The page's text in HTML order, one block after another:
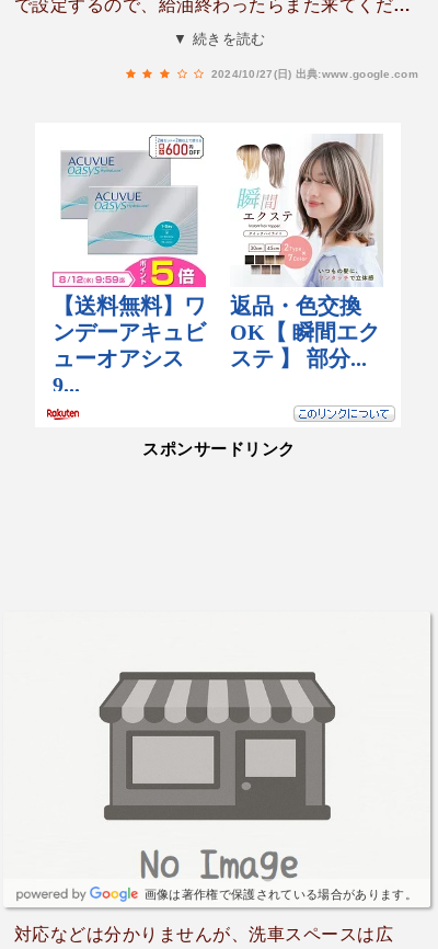
で設定するので、給油終わったらまた来てくださ
い。」と言われ燃料入れ終わり支払いに。カウン
▼ 続きを読む
2024/10/27(日) 出典:www.google.com
スポンサードリンク
画像は著作権で保護されている場合があります。
対応などは分かりませんが、洗車スペースは広